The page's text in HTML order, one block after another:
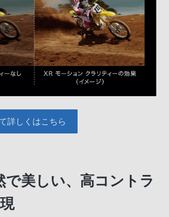
詳しくはこちら
で美しい、高コントラ